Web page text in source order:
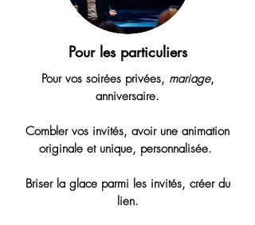
Pour les particuliers
Pour vos soirées privées, mariage,
anniversaire.
Combler vos invités, avoir une animation
originale et unique, personnalisée.
Briser la glace parmi les invités, créer du
lien.